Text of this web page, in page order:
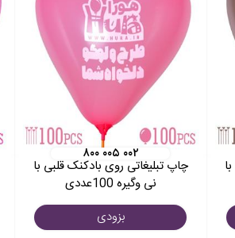
۸۰۰ ۰۰۵ ۰۰۲
چاپ تبلیغاتی روی بادکنک قلبی با
نی وگیره 100عددی
بزودی